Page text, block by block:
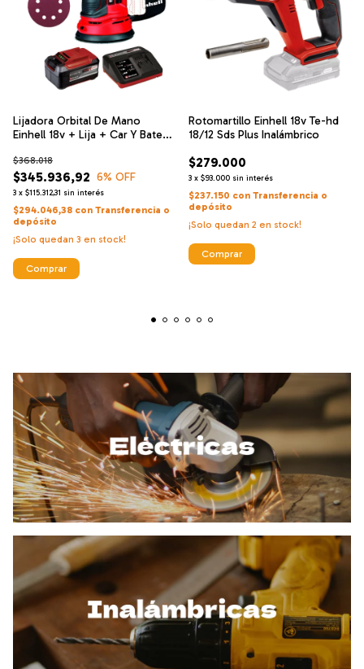
Lijadora Orbital De Mano
Einhell 18v + Lija + Car Y Bate
$345.936,92
$368.018
6% OFF
3 x $115.312,31 sin interés
$294.046,38 con Transferencia o
depósito
¡Solo quedan 3 en stock!
Comprar
Rotomartillo Einhell 18v Te-hd
18/12 Sds Plus Inalámbrico
$279.000
3 x $93.000 sin interés
$237.150 con Transferencia o
depósito
¡Solo quedan 2 en stock!
Comprar